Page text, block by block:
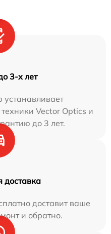
3-х лет
Vector Optics и
до 3 лет.
доставка
доставит ваше
и обратно.